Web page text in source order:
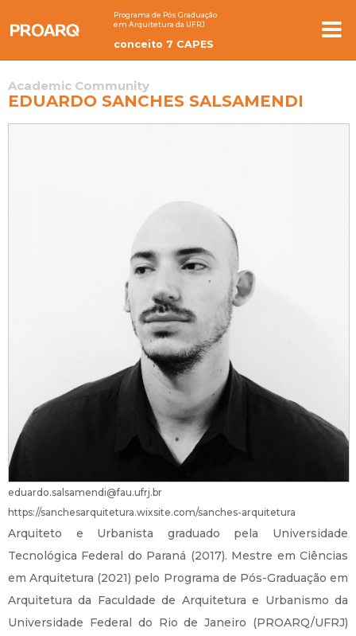
Programa de Pós Graduação
em Arquitetura da UFRJ
conceito 7 CAPES
Academic Community
EDUARDO SANCHES SALSAMENDI
eduardo.salsamendi@fau.ufrj.br
https://sanchesarquitetura.wixsite.com/sanches-arquitetura
Arquiteto e Urbanista graduado pela Universidade
Tecnológica Federal do Paraná (2017). Mestre em Ciências
em Arquitetura (2021) pelo Programa de Pós-Graduação em
Arquitetura da Faculdade de Arquitetura e Urbanismo da
Universidade Federal do Rio de Janeiro (PROARQ/UFRJ)